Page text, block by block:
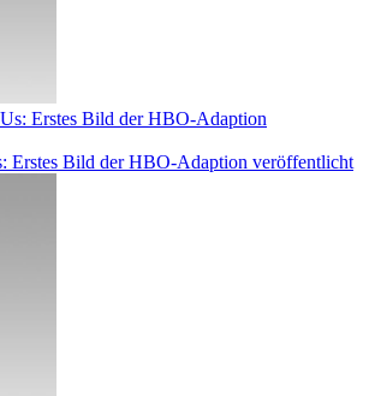
Erstes Bild der HBO-Adaption veröffentlicht